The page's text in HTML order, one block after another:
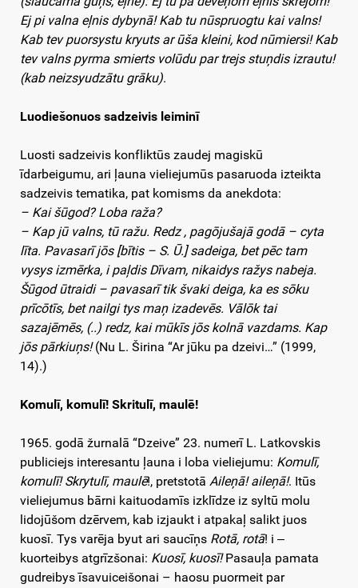
Ej pi valna eļnis dybynā! Kab tu nūspruogtu kai valns!
Kab tev puorsystu kryuts ar ūša kleini, kod nūmiersi! Kab
tev valns pyrma smierts volūdu par trejs stuņdis izrautu!
(kab neizsyudzātu grāku).
Luodiešonuos sadzeivis leiminī
Luosti sadzeivis konfliktūs zaudej magiskū
īdarbeigumu, ari ļauna vieliejumūs pasaruoda izteikta
sadzeivis tematika, pat komisms da anekdota:
– Kai šūgod? Loba raža?
– Kap jū valns, tū ražu. Redz , pagōjušajā godā – cyta
līta. Pavasarī jōs [bītis – S. Ū.] sadeiga, bet pēc tam
vysys izmērka, i paļdis Dīvam, nikaidys ražys nabeja.
Šūgod ūtraidi – pavasarī tik švaki deiga, ka es sōku
prīcōtīs, bet nailgi tys maņ izadevēs. Vālōk tai
sazajēmēs, (..) redz, kai mūkīs jōs kolnā vazdams. Kap
jōs pārkiuņs!(Nu L. Širina “Ar jūku pa dzeivi…” (1999,
14).)
Komulī, komulī! Skritulī, maulē!
1965. godā žurnalā “Dzeive” 23. numerī L. Latkovskis
publiciejs interesantu ļauna i loba vieliejumu: Komulī,
komulī! Skrytulī, maulē!, pretstotā Aileņā! aileņā!. Itūs
vieliejumus bārni kaituodamīs izklīdze iz syltū molu
lidojūšom dzērvem, kab izjaukt i atpakaļ salikt juos
kuosī. Tys varēja byut ari saucīņs Rotā, rotā! i ‒
kuorteibys atgrīzšonai: Kuosī, kuosī!Pasauļa pamata
gudreibys īsavuiceišonai – haosu puormeit par